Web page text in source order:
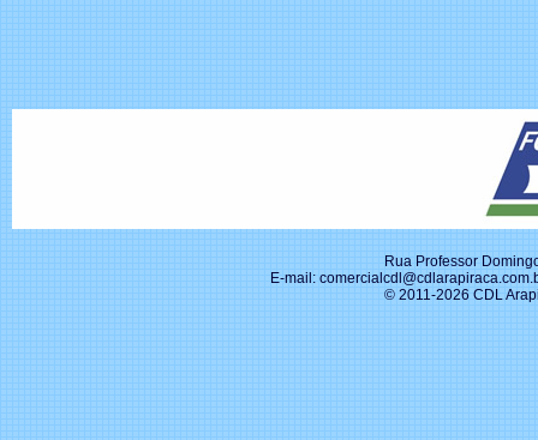
Rua Professor
E-mail:
© 2011-2026 CDL